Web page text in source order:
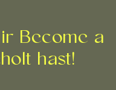
Become a
hast!